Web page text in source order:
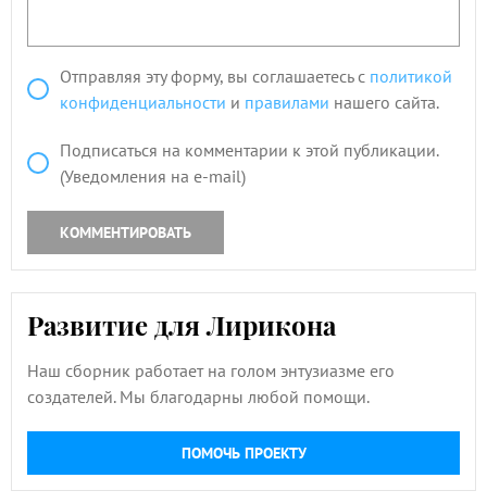
Отправляя эту форму, вы соглашаетесь с политикой
конфиденциальности и правилами нашего сайта.
Подписаться на комментарии к этой публикации.
(Уведомления на e-mail)
КОММЕНТИРОВАТЬ
Развитие для Лирикона
Наш сборник работает на голом энтузиазме его
создателей. Мы благодарны любой помощи.
ПОМОЧЬ ПРОЕКТУ